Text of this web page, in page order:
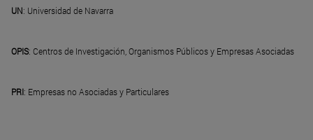
UN: Universidad de Navarra
OPIS: Centros de Investigación, Organismos Públicos y Empresas Asociadas
PRI: Empresas no Asociadas y Particulares